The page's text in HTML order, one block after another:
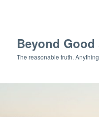
Beyond
The reasonable truth.